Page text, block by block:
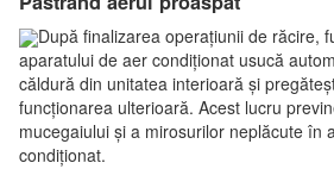
După finalizarea operațiunii de răcire,
aparatului de aer condiționat usucă
căldură din unitatea interioară și
funcționarea ulterioară. Acest lucru
mucegaiului și a mirosurilor neplăcute în
condiționat.